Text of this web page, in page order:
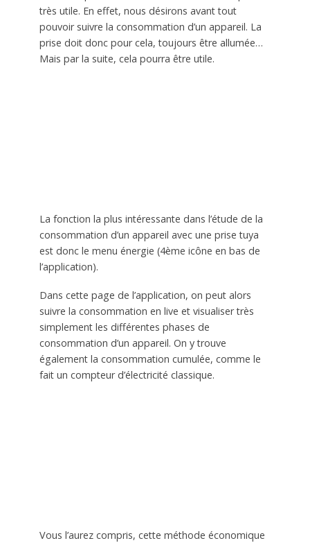
très utile. En effet, nous désirons avant tout
pouvoir suivre la consommation d’un appareil. La
prise doit donc pour cela, toujours être allumée…
Mais par la suite, cela pourra être utile.
La fonction la plus intéressante dans l’étude de la
consommation d’un appareil avec une prise tuya
est donc le menu énergie (4ème icône en bas de
l’application).
Dans cette page de l’application, on peut alors
suivre la consommation en live et visualiser très
simplement les différentes phases de
consommation d’un appareil. On y trouve
également la consommation cumulée, comme le
fait un compteur d’électricité classique.
Vous l’aurez compris, cette méthode économique